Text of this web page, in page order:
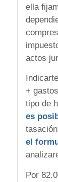
ella
actos
+
tipo de
es
el
Por